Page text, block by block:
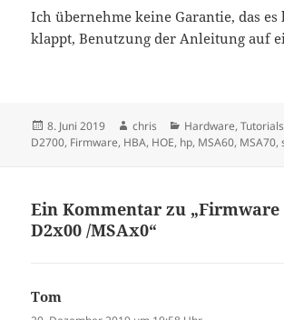
Ich übernehme keine Garantie, das es
klappt, Benutzung der Anleitung auf
Veröffentlicht
am
8. Juni 2019 Autor
chris Kategorien
Hardware,Tutorials
D2700, Firmware, HBA, HOE, hp, MSA60, MSA70,
Ein Kommentar zu „Firmware
D2x00 /MSAx0“
Tom